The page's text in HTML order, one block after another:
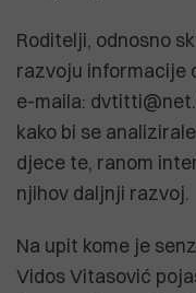
Roditelji, odnosno
razvoju informacije
e-maila:
kako bi se
djece te, ranom
njihov daljnji razvoj.
Na upit kome je
Vidos Vitasović